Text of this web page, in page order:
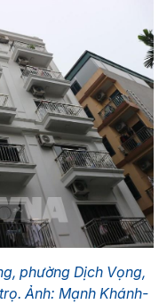
phường Dịch Vọng,
Ảnh: Mạnh Khánh-